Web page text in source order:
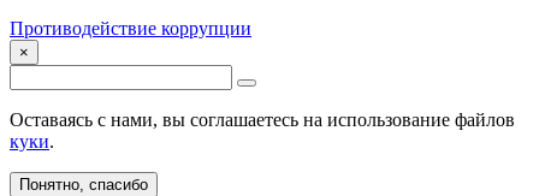
Противодействие коррупции
×
Оставаясь с нами, вы соглашаетесь на использование файлов
куки.
Понятно, спасибо